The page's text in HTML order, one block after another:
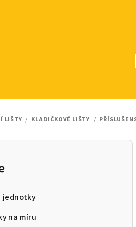
LIŠTY / KLADIČKOVÉ LIŠTY /
jednotky
na míru